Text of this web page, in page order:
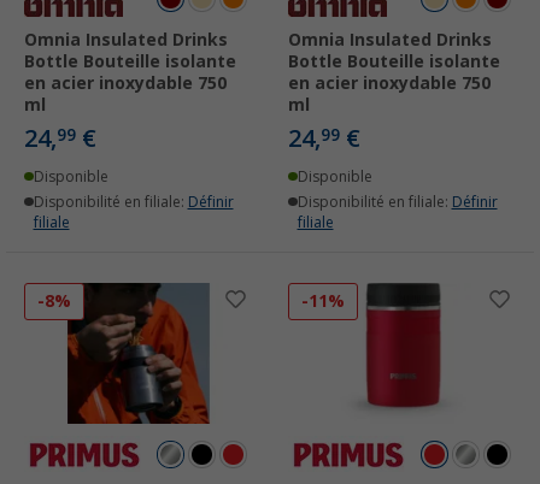
Omnia Insulated Drinks
Bottle Bouteille isolante
en acier inoxydable 750
ml
24,99 €
Disponible
Disponibilité en filiale: Définir
filiale
Omnia Insulated Drinks
Bottle Bouteille isolante
en acier inoxydable 750
ml
24,99 €
Disponible
Disponibilité en filiale: Définir
filiale
-8% -11%